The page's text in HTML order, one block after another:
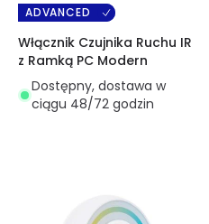
ADVANCED
Włącznik Czujnika Ruchu IR
z Ramką PC Modern
Dostępny, dostawa w
ciągu 48/72 godzin